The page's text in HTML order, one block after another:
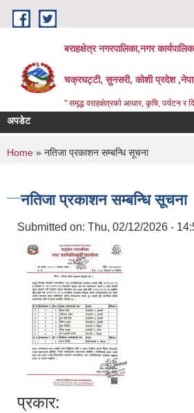
Skip to main content
बराहक्षेत्र नगरपालिका,नगर
चक्रघट्टी, सुनसरी, कोशी प्रदेश
" समृद्ध वराहक्षेत्रकाे आधार, कृषि, पर्यटन र
अपडेट
You are here
Home » नतिजा प्रकाशन सम्बन्धि सूचना
नतिजा प्रकाशन सम्बन्धि सूचना
Submitted on: Thu, 02/12/2026 -
प्रकार: